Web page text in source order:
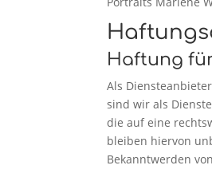
Haftung
Als
sind wir als
die auf eine
bleiben hiervon
Bekanntwerden